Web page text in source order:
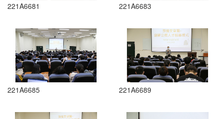
221A6681 221A6683
221A6685 221A6689